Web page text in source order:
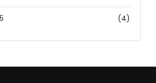
(4)